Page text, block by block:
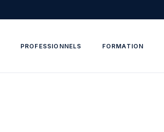
PROFESSIONNELS FORMATION